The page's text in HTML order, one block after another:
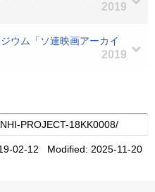
2019
ウム「ソ連映画アーカイ
2019
02-12 Modified: 2025-11-20